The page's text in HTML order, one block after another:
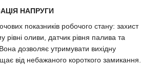
НАПРУГИ
показників робочого стану: захист
оливи, датчик рівня палива та
дозволяє утримувати вихідну
від небажаного короткого замикання.